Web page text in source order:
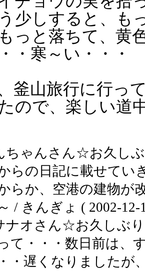
少しすると、も
っと落ちて、黄
・寒～い・・・
釜山旅行に行っ
ので、楽しい道
ちゃんさん☆お久し
らの日記に載せてい
らか、空港の建物が
/ きんぎょ ( 2002-12-
ナオさん☆お久しぶ
て・・・数日前は、
・遅くなりましたが